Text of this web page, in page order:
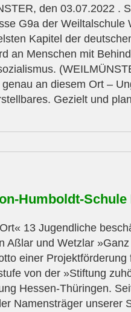
den 03.07.2022 .
G9a der Weiltalschule
Kapitel der
an Menschen mit
an diesem Ort –
Gezielt und
Humboldt-Schule
13 Jugendliche
Aßlar und Wetzlar
einer Projektförderung
von der »Stiftung
Hessen-Thüringen.
Namensträger unserer